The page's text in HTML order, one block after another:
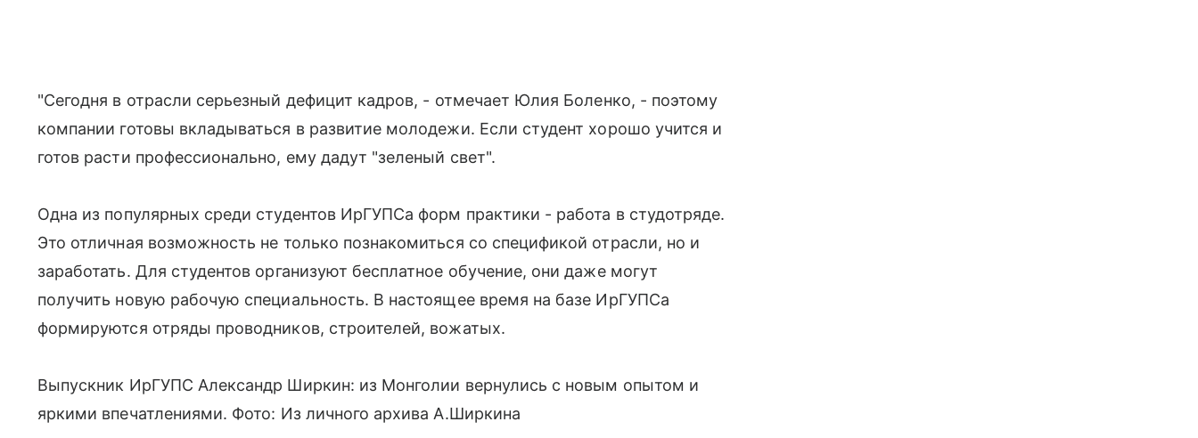
"Сегодня в отрасли серьезный дефицит кадров, - отмечает Юлия Боленко, - поэтому
компании готовы вкладываться в развитие молодежи. Если студент хорошо учится и
готов расти профессионально, ему дадут "зеленый свет".
Одна из популярных среди студентов ИрГУПСа форм практики - работа в студотряде.
Это отличная возможность не только познакомиться со спецификой отрасли, но и
заработать. Для студентов организуют бесплатное обучение, они даже могут
получить новую рабочую специальность. В настоящее время на базе ИрГУПСа
формируются отряды проводников, строителей, вожатых.
Выпускник ИрГУПС Александр Ширкин: из Монголии вернулись с новым опытом и
яркими впечатлениями. Фото: Из личного архива А.Ширкина